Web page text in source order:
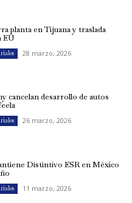
planta en Tijuana y traslada
EU
28 marzo, 2026
cancelan desarrollo de autos
26 marzo, 2026
Distintivo ESR en México
11 marzo, 2026